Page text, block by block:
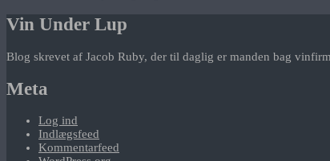
Vin Under Lup
Blog skrevet af Jacob Ruby, der til daglig er manden bag
Meta
Log ind
Indlægsfeed
Kommentarfeed